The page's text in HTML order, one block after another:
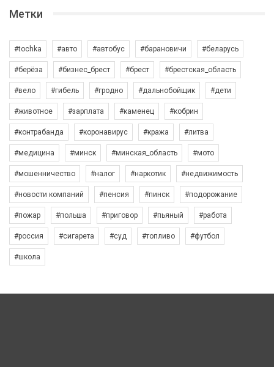
Метки
#tochka #авто #автобус #барановичи #беларусь
#берёза #бизнес_брест #брест #брестская_область
#вело #гибель #гродно #дальнобойщик #дети
#животное #зарплата #каменец #кобрин
#контрабанда #коронавирус #кража #литва
#медицина #минск #минская_область #мото
#мошенничество #налог #наркотик #недвижимость
#новости компаний #пенсия #пинск #подорожание
#пожар #польша #приговор #пьяный #работа
#россия #сигарета #суд #топливо #футбол
#школа